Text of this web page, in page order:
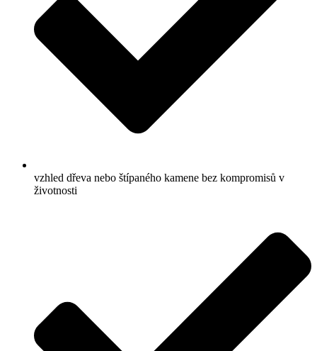
vzhled dřeva nebo štípaného kamene bez kompromisů v
životnosti